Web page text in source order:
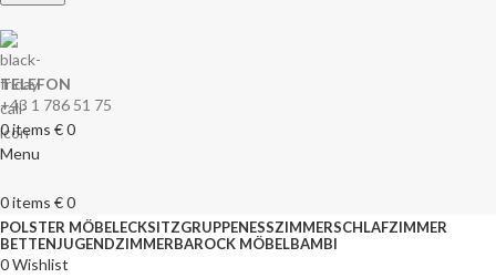
TELEFON
+43 1 786 51 75
0items €0
Menu
0items €0
POLSTER MÖBELECKSITZGRUPPENESSZIMMERSCHLAFZIMMER
BETTENJUGENDZIMMERBAROCK MÖBELBAMBI
0Wishlist